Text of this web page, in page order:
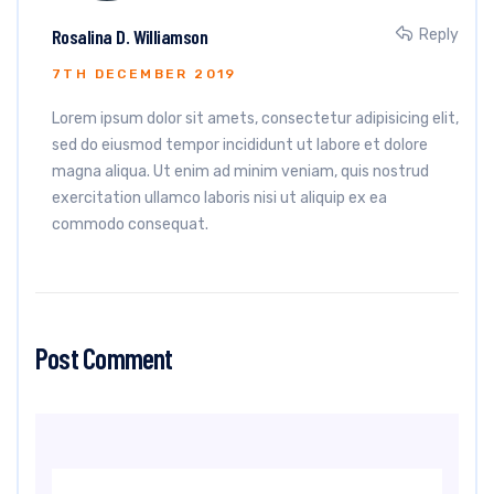
Rosalina D. Williamson
7TH DECEMBER 2019
Reply
Lorem ipsum dolor sit amets, consectetur adipisicing elit,
sed do eiusmod tempor incididunt ut labore et dolore
magna aliqua. Ut enim ad minim veniam, quis nostrud
exercitation ullamco laboris nisi ut aliquip ex ea
commodo consequat.
Post Comment